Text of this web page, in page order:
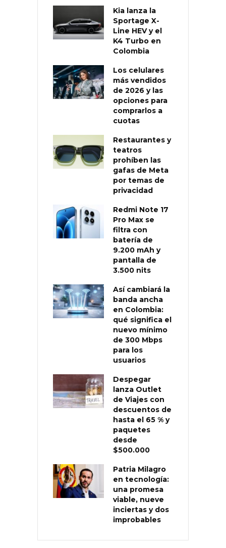
Kia lanza la
Sportage X-
Line HEV y el
K4 Turbo en
Colombia
Los celulares
más vendidos
de 2026 y las
opciones para
comprarlos a
cuotas
Restaurantes y
teatros
prohíben las
gafas de Meta
por temas de
privacidad
Redmi Note 17
Pro Max se
filtra con
batería de
9.200 mAh y
pantalla de
3.500 nits
Así cambiará la
banda ancha
en Colombia:
qué significa el
nuevo mínimo
de 300 Mbps
para los
usuarios
Despegar
lanza Outlet
de Viajes con
descuentos de
hasta el 65 % y
paquetes
desde
$500.000
Patria Milagro
en tecnología:
una promesa
viable, nueve
inciertas y dos
improbables